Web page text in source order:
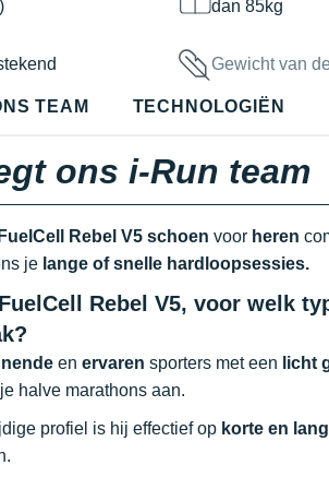
dan 85kg
Gewicht van
TEAM TECHNOLOGIËN
ons i-Run team
Rebel V5 schoen voor heren
je lange of snelle hardloopsessies.
Rebel V5, voor welk
en ervaren sporters met een licht
halve marathons aan.
profiel is hij effectief op korte en